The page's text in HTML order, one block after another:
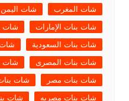
شات المغرب
شات اليمن
شات بنات الإمارات
شات
شات بنات السعودية
شات
شات بنات المصرى
شات
شات بنات مصر
شات
شات بنات مصريه
شات